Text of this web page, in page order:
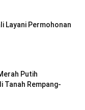
Layani Permohonan
Putih
Tanah Rempang-